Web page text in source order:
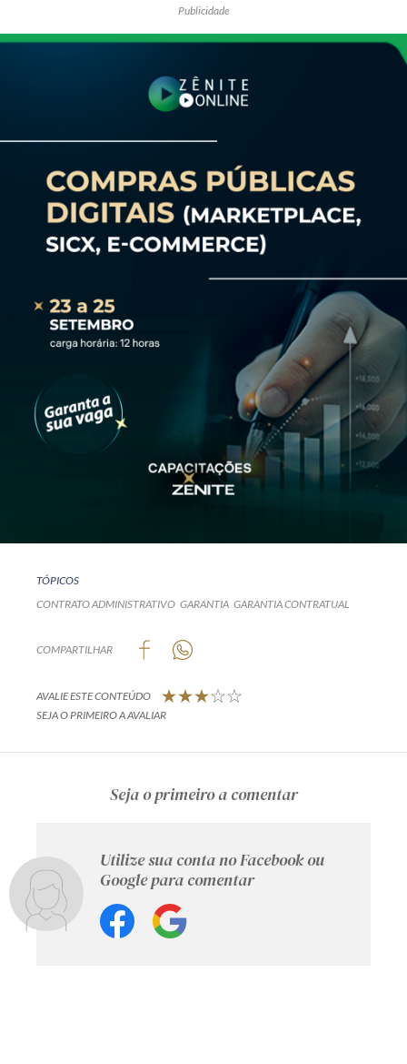
Publicidade
TÓPICOS
CONTRATO ADMINISTRATIVO GARANTIA GARANTIA CONTRATUAL
COMPARTILHAR
AVALIE ESTE CONTEÚDO
SEJA O PRIMEIRO A AVALIAR
Seja o primeiro a comentar
Utilize sua conta no Facebook ou
Google para comentar